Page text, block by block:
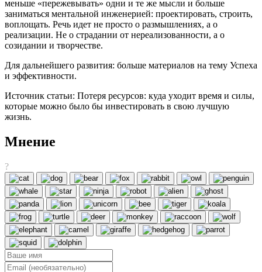
меньше «пережевывать» одни и те же мысли и больше
заниматься ментальной инженерией: проектировать, строить,
воплощать. Речь идет не просто о размышлениях, а о
реализации. Не о страдании от нереализованности, а о
созидании и творчестве.
Для дальнейшего развития: больше материалов на тему Успеха
и эффективности.
Источник статьи: Потеря ресурсов: куда уходит время и силы,
которые можно было бы инвестировать в свою лучшую
жизнь.
Мнение
?